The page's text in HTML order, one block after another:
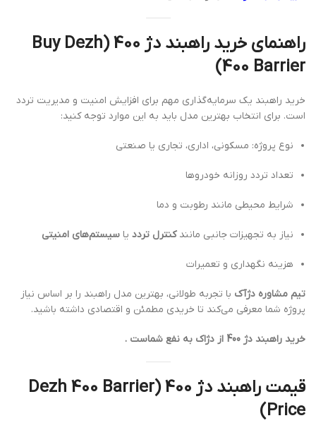
راهنمای خرید راهبند دژ 400 (Buy Dezh
400 Barrier)
خرید راهبند یک سرمایه‌گذاری مهم برای افزایش امنیت و مدیریت تردد
است. برای انتخاب بهترین مدل باید به این موارد توجه کنید:
نوع پروژه: مسکونی، اداری، تجاری یا صنعتی
تعداد تردد روزانه خودروها
شرایط محیطی مانند رطوبت و دما
نیاز به تجهیزات جانبی مانندکنترل تردد یا سیستم‌های امنیتی
هزینه نگهداری و تعمیرات
تیم مشاوره دژآک با تجربه طولانی، بهترین مدل راهبند را بر اساس نیاز
پروژه شما معرفی می‌کند تا خریدی مطمئن و اقتصادی داشته باشید.
خرید راهبند دژ 400 از دژاک به نفع شماست .
قیمت راهبند دژ 400 (Dezh 400 Barrier
Price)